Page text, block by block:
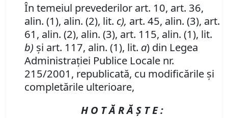
În temeiul prevederilor art. 10, art. 36,
alin. (1), alin. (2), lit. c), art. 45, alin. (3), art.
61, alin. (2), alin. (3), art. 115, alin. (1), lit.
b) şi art. 117, alin. (1), lit. a) din Legea
Administraţiei Publice Locale nr.
215/2001, republicată, cu modificările şi
completările ulterioare,
H O T Ă R Ă Ş T E :